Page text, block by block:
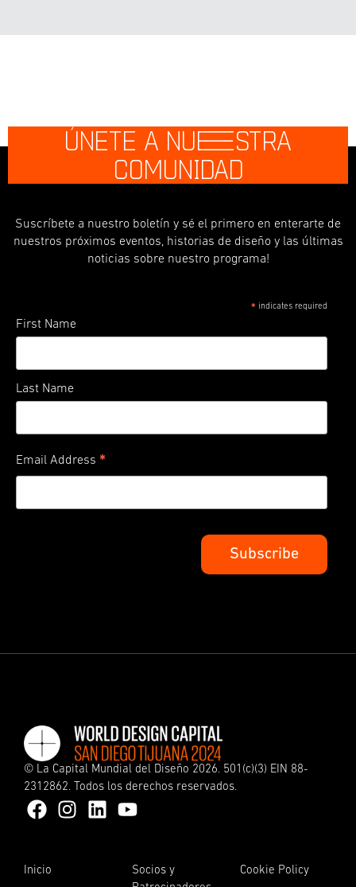
ÚNETE A NUESTRA
COMUNIDAD
Suscríbete a nuestro boletín y sé el primero en enterarte de
nuestros próximos eventos, historias de diseño y las últimas
noticias sobre nuestro programa!
* indicates required
First Name
Last Name
Email Address *
© La Capital Mundial del Diseño 2026. 501(c)(3) EIN 88-
2312862. Todos los derechos reservados.
Inicio
Socios y
Cookie Policy